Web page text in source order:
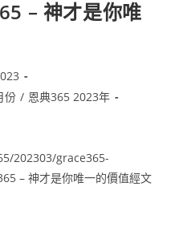
– 神才是你唯
份 / 恩典365 2023年
202303/grace365-
– 神才是你唯一的價值經文